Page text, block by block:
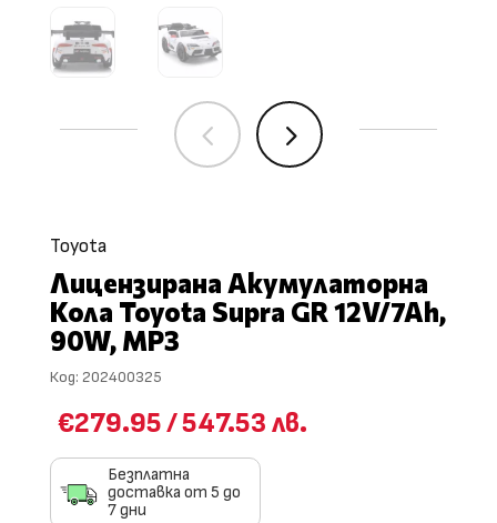
4 5
Toyota
Лицензирана Акумулаторна
Кола Toyota Supra GR 12V/7Ah,
90W, MP3
Код: 202400325
€279.95/547.53 лв.
Безплатна
доставка от 5 до
7 дни